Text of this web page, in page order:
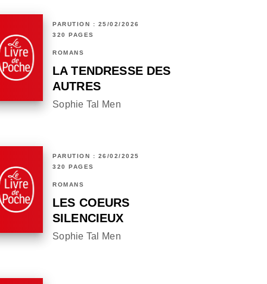
PARUTION : 25/02/2026
320 PAGES
ROMANS
LA TENDRESSE DES
AUTRES
Sophie Tal Men
PARUTION : 26/02/2025
320 PAGES
ROMANS
LES COEURS
SILENCIEUX
Sophie Tal Men